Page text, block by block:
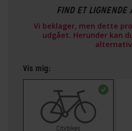
FIND ET LIGNENDE
Vi beklager, men dette
udgået. Herunder kan
Vis mig:
Citybikes